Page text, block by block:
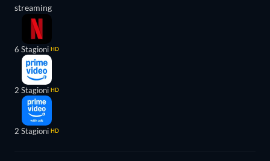
streaming
6 Stagioni HD
2 Stagioni HD
2 Stagioni HD